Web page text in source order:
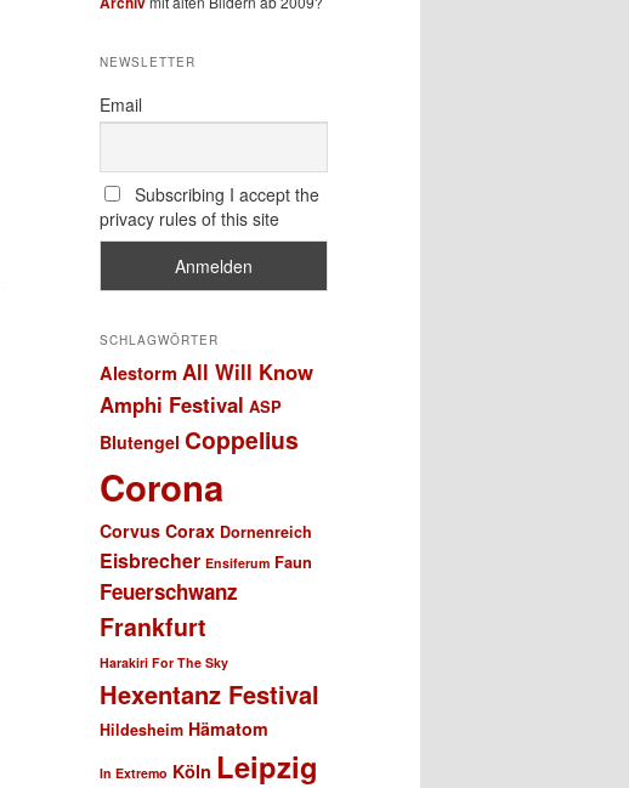
NEWSLETTER
Email
Subscribing I accept the
privacy rules of this site
SCHLAGWÖRTER
Alestorm All Will Know
Amphi Festival ASP
Blutengel Coppelius
Corona
Corvus Corax Dornenreich
Eisbrecher Ensiferum Faun
Feuerschwanz
Frankfurt
Harakiri For The Sky
Hexentanz Festival
Hildesheim Hämatom
In Extremo Köln Leipzig